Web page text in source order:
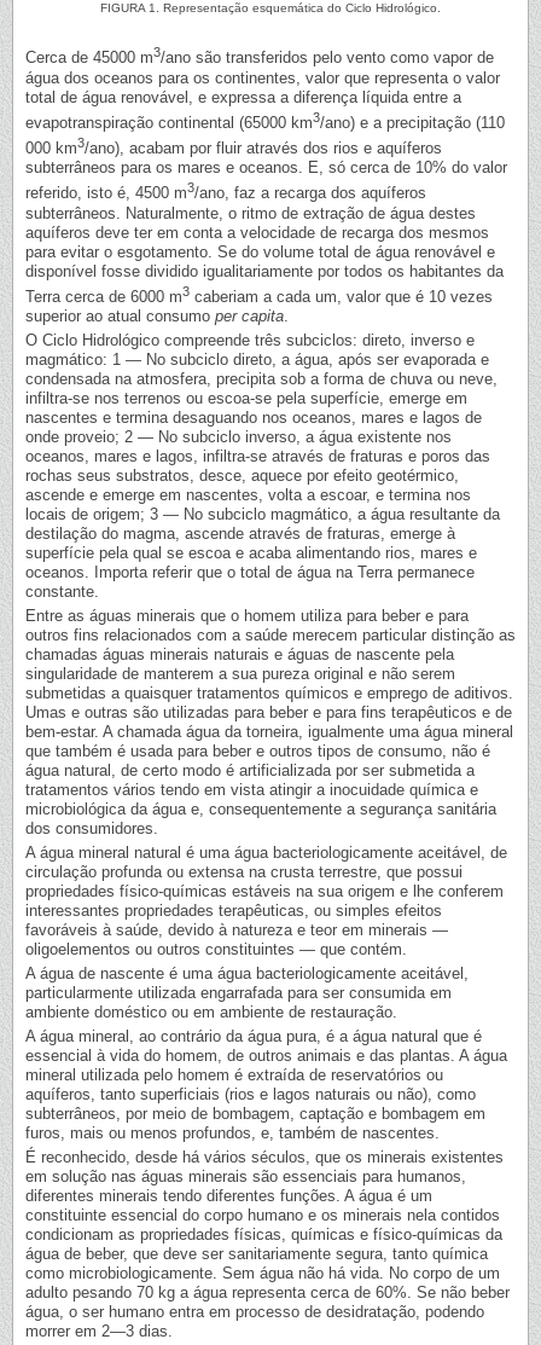
FIGURA 1. Representação esquemática do Ciclo Hidrológico.
Cerca de 45000 m3/ano são transferidos pelo vento como vapor de
água dos oceanos para os continentes, valor que representa o valor
total de água renovável, e expressa a diferença líquida entre a
evapotranspiração continental (65000 km3/ano) e a precipitação (110
000 km3/ano), acabam por fluir através dos rios e aquíferos
subterrâneos para os mares e oceanos. E, só cerca de 10% do valor
referido, isto é, 4500 m3/ano, faz a recarga dos aquíferos
subterrâneos. Naturalmente, o ritmo de extração de água destes
aquíferos deve ter em conta a velocidade de recarga dos mesmos
para evitar o esgotamento. Se do volume total de água renovável e
disponível fosse dividido igualitariamente por todos os habitantes da
Terra cerca de 6000 m3 caberiam a cada um, valor que é 10 vezes
superior ao atual consumo per capita.
O Ciclo Hidrológico compreende três subciclos: direto, inverso e
magmático: 1 — No subciclo direto, a água, após ser evaporada e
condensada na atmosfera, precipita sob a forma de chuva ou neve,
infiltra-se nos terrenos ou escoa-se pela superfície, emerge em
nascentes e termina desaguando nos oceanos, mares e lagos de
onde proveio; 2 — No subciclo inverso, a água existente nos
oceanos, mares e lagos, infiltra-se através de fraturas e poros das
rochas seus substratos, desce, aquece por efeito geotérmico,
ascende e emerge em nascentes, volta a escoar, e termina nos
locais de origem; 3 — No subciclo magmático, a água resultante da
destilação do magma, ascende através de fraturas, emerge à
superfície pela qual se escoa e acaba alimentando rios, mares e
oceanos. Importa referir que o total de água na Terra permanece
constante.
Entre as águas minerais que o homem utiliza para beber e para
outros fins relacionados com a saúde merecem particular distinção as
chamadas águas minerais naturais e águas de nascente pela
singularidade de manterem a sua pureza original e não serem
submetidas a quaisquer tratamentos químicos e emprego de aditivos.
Umas e outras são utilizadas para beber e para fins terapêuticos e de
bem-estar. A chamada água da torneira, igualmente uma água mineral
que também é usada para beber e outros tipos de consumo, não é
água natural, de certo modo é artificializada por ser submetida a
tratamentos vários tendo em vista atingir a inocuidade química e
microbiológica da água e, consequentemente a segurança sanitária
dos consumidores.
A água mineral natural é uma água bacteriologicamente aceitável, de
circulação profunda ou extensa na crusta terrestre, que possui
propriedades físico-químicas estáveis na sua origem e lhe conferem
interessantes propriedades terapêuticas, ou simples efeitos
favoráveis à saúde, devido à natureza e teor em minerais —
oligoelementos ou outros constituintes — que contém.
A água de nascente é uma água bacteriologicamente aceitável,
particularmente utilizada engarrafada para ser consumida em
ambiente doméstico ou em ambiente de restauração.
A água mineral, ao contrário da água pura, é a água natural que é
essencial à vida do homem, de outros animais e das plantas. A água
mineral utilizada pelo homem é extraída de reservatórios ou
aquíferos, tanto superficiais (rios e lagos naturais ou não), como
subterrâneos, por meio de bombagem, captação e bombagem em
furos, mais ou menos profundos, e, também de nascentes.
É reconhecido, desde há vários séculos, que os minerais existentes
em solução nas águas minerais são essenciais para humanos,
diferentes minerais tendo diferentes funções. A água é um
constituinte essencial do corpo humano e os minerais nela contidos
condicionam as propriedades físicas, químicas e físico-químicas da
água de beber, que deve ser sanitariamente segura, tanto química
como microbiologicamente. Sem água não há vida. No corpo de um
adulto pesando 70 kg a água representa cerca de 60%. Se não beber
água, o ser humano entra em processo de desidratação, podendo
morrer em 2—3 dias.